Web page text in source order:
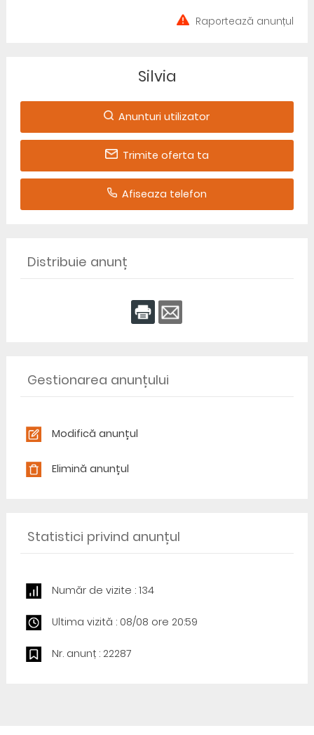
Raportează anunțul
Silvia
Anunturi utilizator
Trimite oferta ta
Afiseaza telefon
Distribuie anunț
Gestionarea anunțului
Modifică anunțul
Elimină anunțul
Statistici privind anunțul
Număr de vizite : 134
Ultima vizită : 08/08 ore 20:59
Nr. anunț : 22287